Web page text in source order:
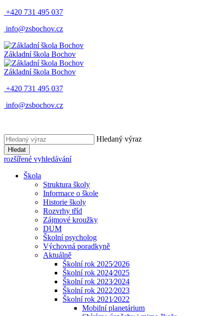
+420 731 495 037
info@zsbochov.cz
Základní škola Bochov
Základní škola Bochov
+420 731 495 037
info@zsbochov.cz
Hledaný výraz
Hledat
rozšířené vyhledávání
Škola
Struktura školy
Informace o škole
Historie školy
Rozvrhy tříd
Zájmové kroužky
DUM
Školní psycholog
Výchovná poradkyně
Aktuálně
Školní rok 2025⁄2026
Školní rok 2024⁄2025
Školní rok 2023⁄2024
Školní rok 2022⁄2023
Školní rok 2021⁄2022
Mobilní planetárium